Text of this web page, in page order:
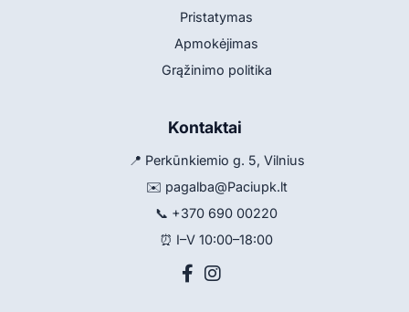
Pristatymas
Apmokėjimas
Grąžinimo politika
Kontaktai
📍 Perkūnkiemio g. 5, Vilnius
✉️ pagalba@Paciupk.lt
📞 +370 690 00220
⏰ I–V 10:00–18:00